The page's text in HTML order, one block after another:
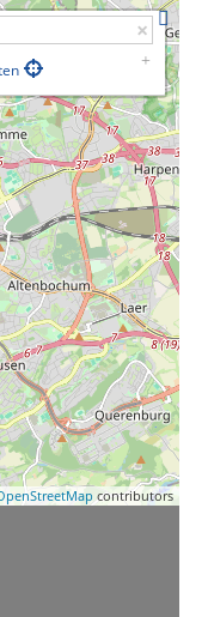
contributors